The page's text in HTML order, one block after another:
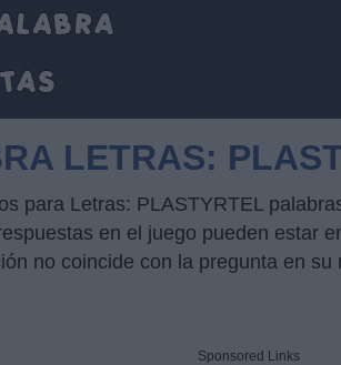
LETRAS:
para Letras: PLASTYRTEL
en el juego pueden estar
no coincide con la pregunta en su
Sponsored Links